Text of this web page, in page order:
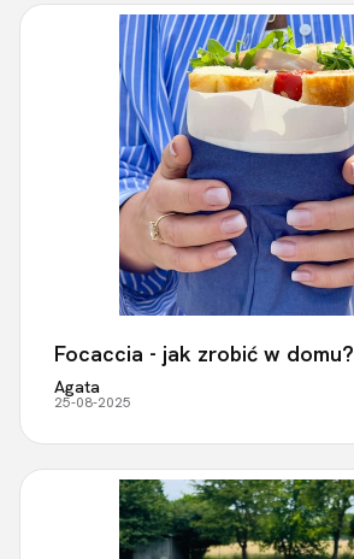
Focaccia - jak zrobić w domu?
Agata
25-08-2025